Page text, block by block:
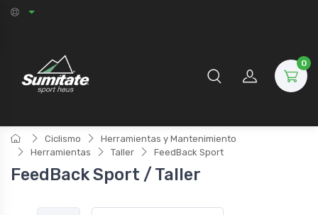
0
Ciclismo
Herramientas y Mantenimiento
Herramientas
Taller FeedBack Sport
FeedBack Sport / Taller